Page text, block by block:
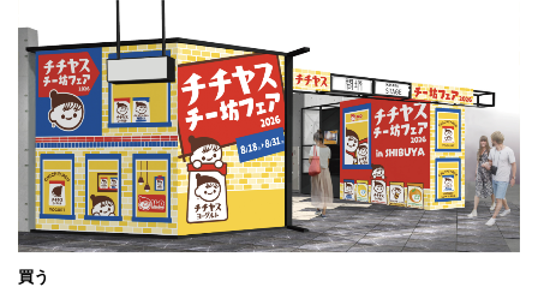
買う